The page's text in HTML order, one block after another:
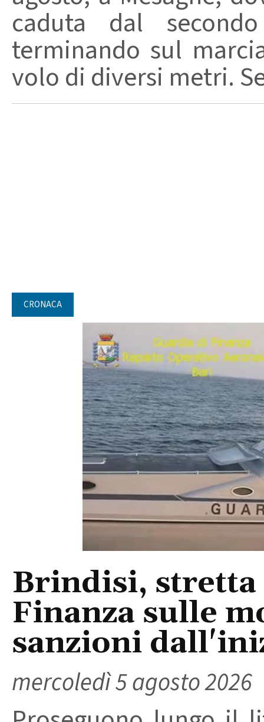
caduta dal
terminando sul
volo di diversi metri.
CRONACA
Brindisi, stretta
Finanza sulle
sanzioni
mercoledì 5 agosto 2026